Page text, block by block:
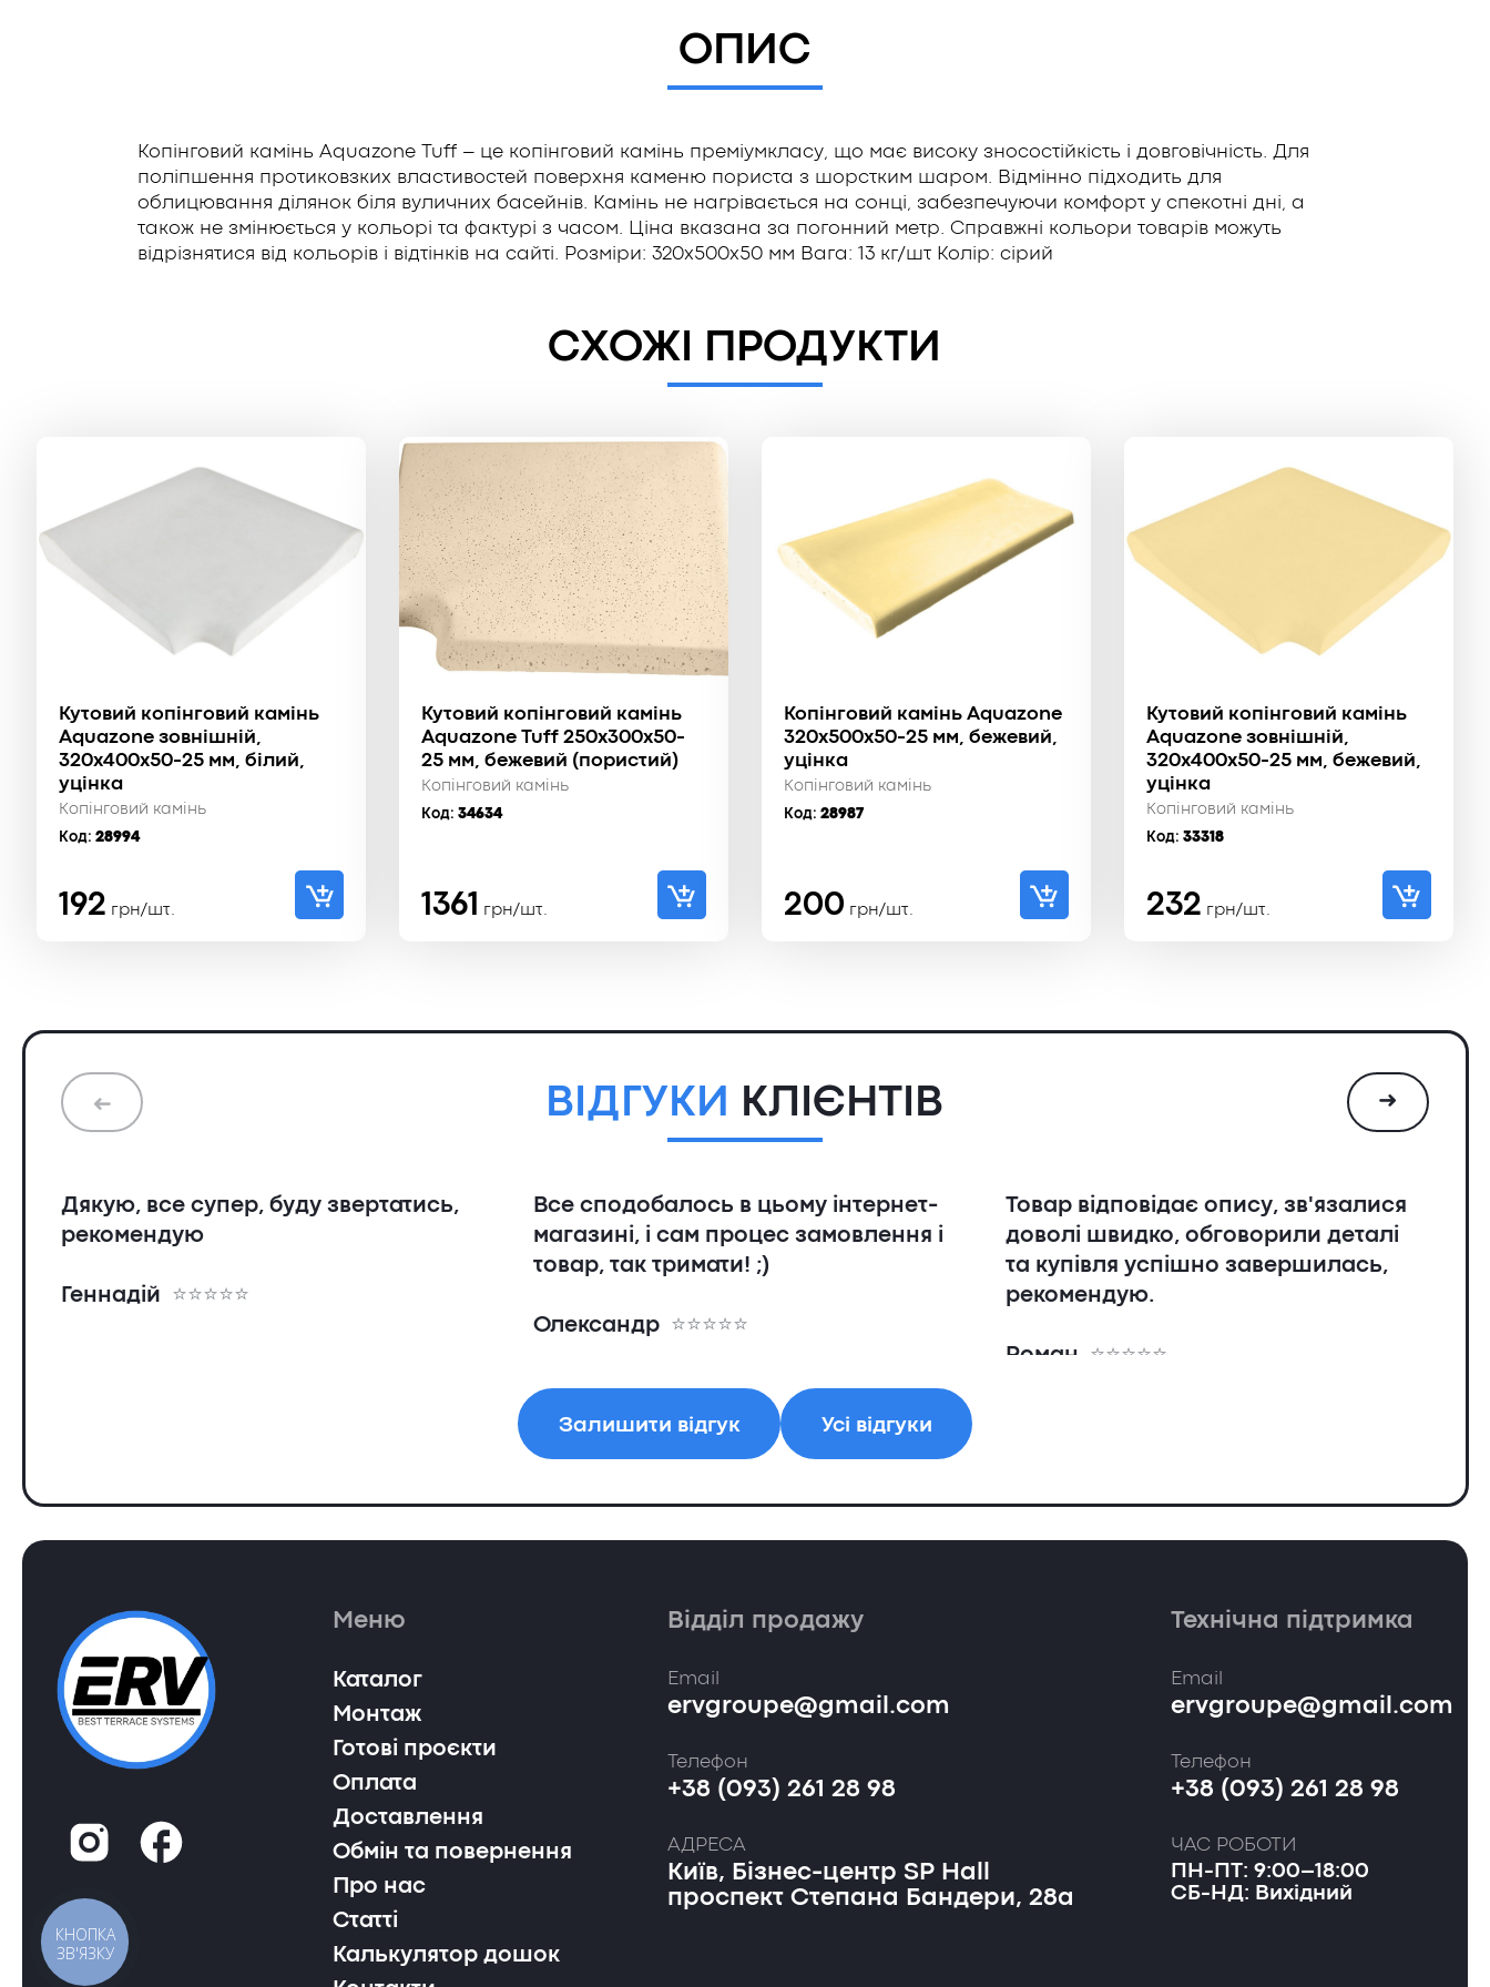
ОПИС
Копінговий камінь Aquazone Tuff – це копінговий камінь преміумкласу, що має високу зносостійкість і довговічність. Для
поліпшення протиковзких властивостей поверхня каменю пориста з шорстким шаром. Відмінно підходить для
облицювання ділянок біля вуличних басейнів. Камінь не нагрівається на сонці, забезпечуючи комфорт у спекотні дні, а
також не змінюється у кольорі та фактурі з часом. Ціна вказана за погонний метр. Справжні кольори товарів можуть
відрізнятися від кольорів і відтінків на сайті. Розміри: 320x500x50 мм Вага: 13 кг/шт Колір: сірий
СХОЖІ ПРОДУКТИ
Кутовий копінговий камінь
Aquazone зовнішній,
320x400x50-25 мм, білий,
уцінка
Копінговий камінь
Код:28994
192 грн/шт.
Кутовий копінговий камінь
Aquazone Tuff 250x300x50-
25 мм, бежевий (пористий)
Копінговий камінь
Код:34634
1361 грн/шт.
Копінговий камінь Aquazone
320x500x50-25 мм, бежевий,
уцінка
Копінговий камінь
Код: 28987
200 грн/шт.
Кутовий копінговий камінь
Aquazone зовнішній,
320x400x50-25 мм, бежевий,
уцінка
Копінговий камінь
Код: 33318
232 грн/шт.
ВІДГУКИ КЛІЄНТІВ
Дякую, все супер, буду звертатись,
рекомендую
Геннадій
Все сподобалось в цьому інтернет-
магазині, і сам процес замовлення і
товар, так тримати! ;)
Олександр
Товар відповідає опису, зв'язалися
доволі швидко, обговорили деталі
та купівля успішно завершилась,
рекомендую.
Роман
➜ ➜
Залишити відгук Усі відгуки
Меню
Каталог
Монтаж
Готові проєкти
Оплата
Доставлення
Обмін та повернення
Про нас
Статті
Калькулятор дошок
Відділ продажу
Email
ervgroupe@gmail.com
Телефон
+38 (093) 261 28 98
АДРЕСА
Київ, Бізнес-центр SP Hall
проспект Степана Бандери, 28а
Технічна підтримка
Email
ervgroupe@gmail.com
Телефон
+38 (093) 261 28 98
ЧАС РОБОТИ
ПН-ПТ: 9:00–18:00
СБ-НД: Вихідний
КНОПКА
ЗВ'ЯЗКУ